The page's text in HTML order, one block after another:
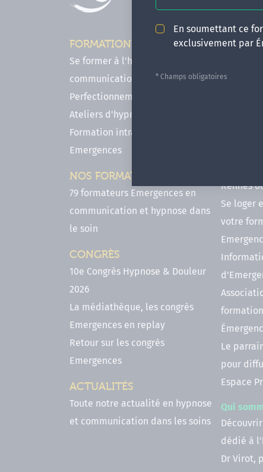
En soumettant ce
exclusivement par
* Champs obligatoires
FORMATIONS
Se former à l'hypnose, l'IMO & la
communication
Perfectionnements en Hypnose
Ateliers d'hypnose en ligne
Formation intra-établissement
Emergences
NOS FORMATEURS
79 formateurs Emergences en
communication et hypnose dans
le soin
CONGRÈS
10e Congrès Hypnose & Douleur
2026
La médiathèque, les congrès
Emergences en replay
Retour sur les congrès
Emergences
ACTUALITÉS
Toute notre actualité en hypnose
et communication dans les soins
INFOS
en
Rennes
Se loger
votre
Le
pour
Espace
Qui
dédié à
Dr Virot,